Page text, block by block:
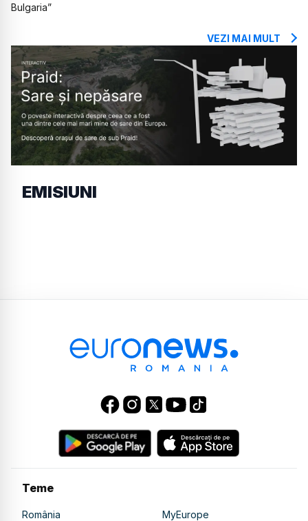
Bulgaria”
VEZI MAI MULT
EMISIUNI
Teme
România
MyEurope